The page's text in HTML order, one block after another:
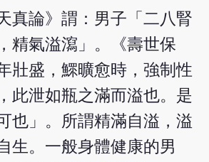
真論》謂：男子「二八腎
精氣溢瀉」。《壽世保
壯盛，鰥曠愈時，強制性
此泄如瓶之滿而溢也。是
也」。所謂精滿自溢，溢
生。一般身體健康的男